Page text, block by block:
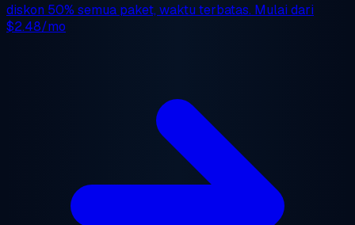
diskon 50% semua paket, waktu terbatas. Mulai dari
$2.48/mo